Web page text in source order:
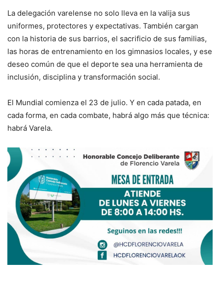
La delegación varelense no solo lleva en la valija sus
uniformes, protectores y expectativas. También cargan
con la historia de sus barrios, el sacrificio de sus familias,
las horas de entrenamiento en los gimnasios locales, y ese
deseo común de que el deporte sea una herramienta de
inclusión, disciplina y transformación social.
El Mundial comienza el 23 de julio. Y en cada patada, en
cada forma, en cada combate, habrá algo más que técnica:
habrá Varela.